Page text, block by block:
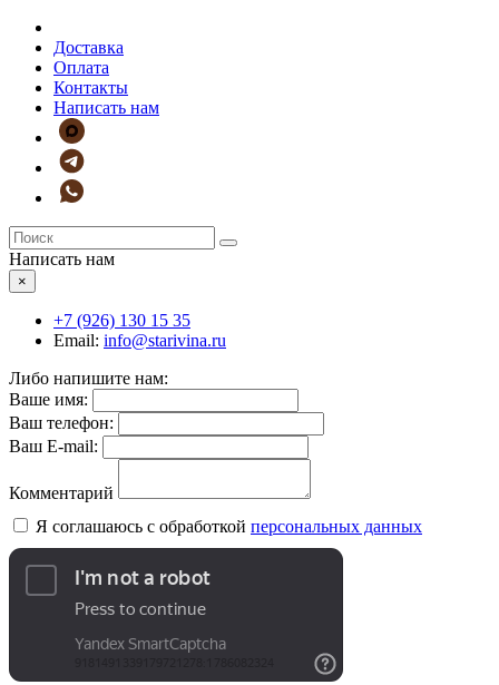
Доставка
Оплата
Контакты
Написать нам
Написать нам
×
+7 (926) 130 15 35
Email: info@starivina.ru
Либо напишите нам:
Ваше имя:
Ваш телефон:
Ваш E-mail:
Комментарий
Я соглашаюсь с обработкой персональных данных